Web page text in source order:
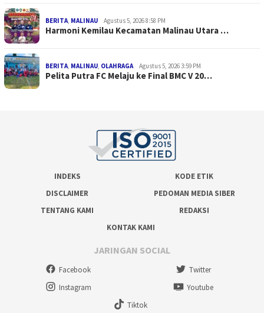
BERITA MALINAU Agustus 5, 2026 8:58 PM
Harmoni Kemilau Kecamatan Malinau Utara …
BERITA MALINAU OLAHRAGA Agustus 5, 2026 3:59 PM
Pelita Putra FC Melaju ke Final BMC V 20…
INDEKS
KODE ETIK
DISCLAIMER
PEDOMAN MEDIA SIBER
TENTANG KAMI
REDAKSI
KONTAK KAMI
JARINGAN SOCIAL
Facebook
Twitter
Instagram
Youtube
Tiktok